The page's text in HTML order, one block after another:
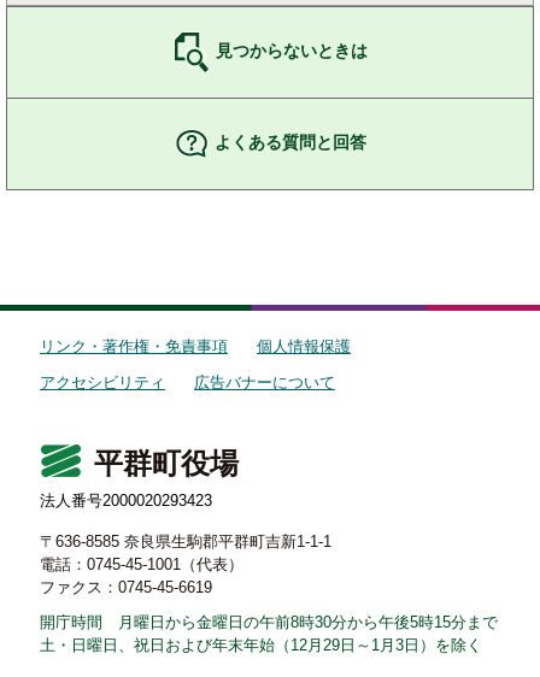
見つからないときは
よくある質問と回答
リンク・著作権・免責事項
個人情報保護
アクセシビリティ
広告バナーについて
平群町役場
法人番号2000020293423
〒636-8585 奈良県生駒郡平群町吉新1-1-1
電話：0745-45-1001（代表）
ファクス：0745-45-6619
開庁時間 月曜日から金曜日の午前8時30分から午後5時15分まで
土・日曜日、祝日および年末年始（12月29日～1月3日）を除く